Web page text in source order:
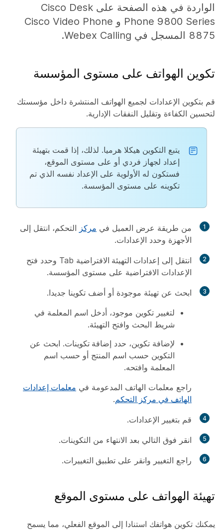
الواردة في هذه الصفحة على Cisco Desk
Phone 9800 Series و Cisco Video Phone
8875 المسجل في Webex Calling.
تكوين الهواتف على مستوى المؤسسة
قم بتكوين الإعدادات لجميع الهواتف المنتشرة داخل مؤسستك
لتحسين الكفاءة وتقليل النفقات الإدارية.
يتبع التكوين هيكلا هرميا. لذلك، إذا قمت بتهيئة
إعداد لجهاز فردي أو على مستوى الموقع،
فستكون له الأولوية على الإعداد نفسه الذي تم
تكوينه على مستوى المؤسسة.
1 من طريقة عرض العميل في مركز التحكم، انتقل إلى
الأجهزة وحدد الإعدادات.
2 انتقل إلى إعدادات التهيئة الافتراضية
فتح
الإعدادات الافتراضية على مستوى المؤسسة.
3
ابحث عن تهيئة موجودة أو أضف تكوينا جديدا.
لتغيير تكوين موجود، أدخل اسم المعلمة في
شريط البحث وافتح التهيئة.
لإضافة تكوين، حدد إضافة تكوينات. ابحث عن
التكوين حسب اسم المنتج أو حسب اسم
المعلمة وافتحه.
راجع معلمات الهاتف المدعومة في معلمات إعدادات
الهاتف في مركز التحكم.
4 قم بتغيير الإعدادات.
5 انقر فوق التالي بعد الانتهاء من التكوينات.
6 راجع التغيير وانقر على تطبيق التغييرات.
تهيئة الهواتف على مستوى الموقع
يمكنك تكوين هواتفك استنادا إلى الموقع الفعلي، مما يسمح